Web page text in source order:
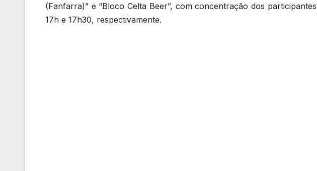
(Fanfarra)” e “Bloco Celta Beer”, com concentração dos
17h e 17h30, respectivamente.